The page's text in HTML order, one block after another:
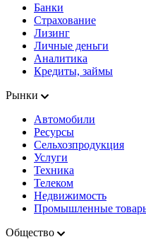
Банки
Страхование
Лизинг
Личные деньги
Аналитика
Кредиты, займы
Рынки
Автомобили
Ресурсы
Сельхозпродукция
Услуги
Техника
Телеком
Недвижимость
Промышленные
Общество